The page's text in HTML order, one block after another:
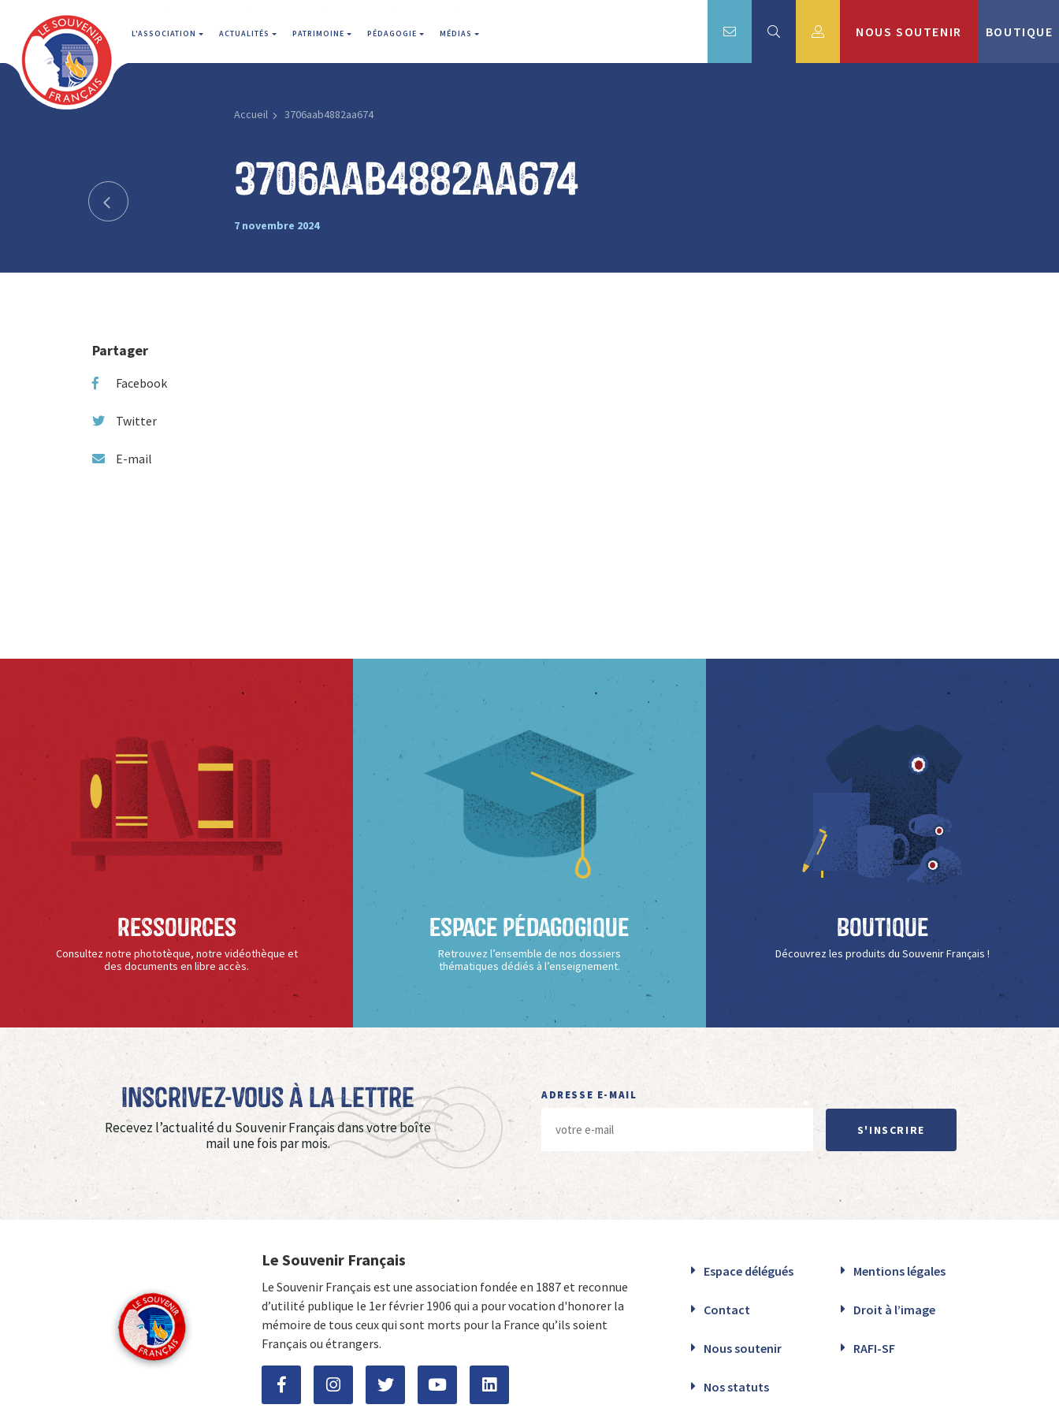
L'ASSOCIATION ACTUALITÉS PATRIMOINE PÉDAGOGIE MÉDIAS NOUS SOUTENIR BOUTIQUE
Accueil 3706aab4882aa674
3706aab4882aa674
7 novembre 2024
Partager
Facebook
Twitter
E-mail
Ressources
Consultez notre phototèque, notre vidéothèque et
des documents en libre accès.
Espace Pédagogique
Retrouvez l’ensemble de nos dossiers
thématiques dédiés à l’enseignement.
Boutique
Découvrez les produits du Souvenir Français !
Inscrivez-vous à La Lettre
Recevez l’actualité du Souvenir Français dans votre boîte
mail une fois par mois.
ADRESSE E-MAIL
S'INSCRIRE
Le Souvenir Français
Le Souvenir Français est une association fondée en 1887 et reconnue
d’utilité publique le 1er février 1906 qui a pour vocation d'honorer la
mémoire de tous ceux qui sont morts pour la France qu’ils soient
Français ou étrangers.
Espace délégués Mentions légales
Contact Droit à l’image
Nous soutenir RAFI-SF
Nos statuts